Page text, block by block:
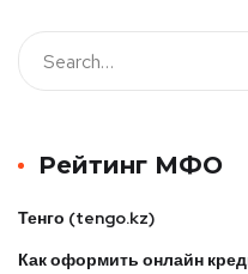
Рейтинг МФО
Тенго (tengo.kz)
Как оформить онлайн